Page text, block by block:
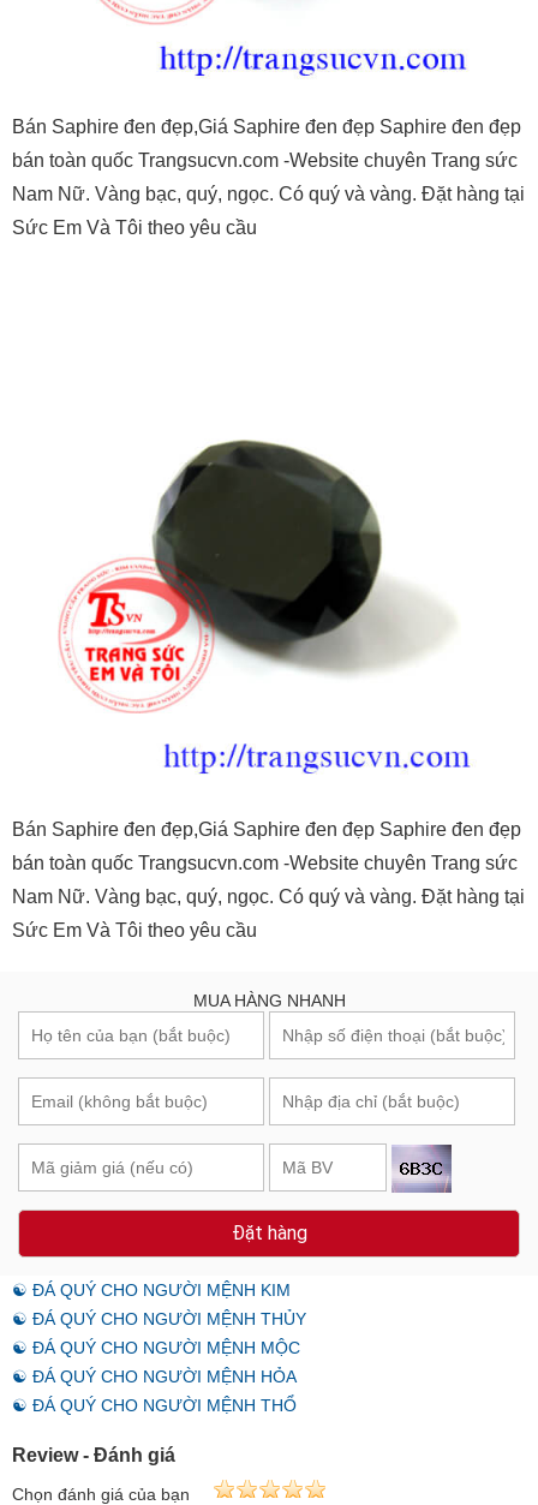
Bán Saphire đen đẹp,Giá Saphire đen đẹp Saphire đen đẹp
bán toàn quốc Trangsucvn.com -Website chuyên Trang sức
Nam Nữ. Vàng bạc, quý, ngọc. Có quý và vàng. Đặt hàng tại
Sức Em Và Tôi theo yêu cầu
Bán Saphire đen đẹp,Giá Saphire đen đẹp Saphire đen đẹp
bán toàn quốc Trangsucvn.com -Website chuyên Trang sức
Nam Nữ. Vàng bạc, quý, ngọc. Có quý và vàng. Đặt hàng tại
Sức Em Và Tôi theo yêu cầu
MUA HÀNG NHANH
Đặt hàng
☯ ĐÁ QUÝ CHO NGƯỜI MỆNH KIM
☯ ĐÁ QUÝ CHO NGƯỜI MỆNH THỦY
☯ ĐÁ QUÝ CHO NGƯỜI MỆNH MỘC
☯ ĐÁ QUÝ CHO NGƯỜI MỆNH HỎA
☯ ĐÁ QUÝ CHO NGƯỜI MỆNH THỔ
Review - Đánh giá
Chọn đánh giá của bạn